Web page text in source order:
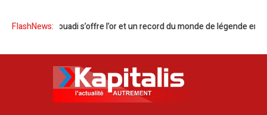
FlashNews:
Jaouadi s’offre l’or et un record du monde de légende en NCAA